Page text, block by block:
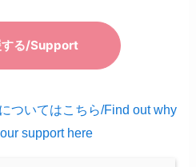
ついてはこちら/Find out why
support here